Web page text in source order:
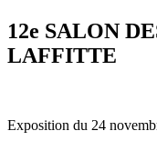
12e SALON
LAFFITTE
Exposition du 24